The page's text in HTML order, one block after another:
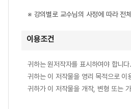
※ 강의별로 교수님의 사정에 따라 전
이용조건
귀하는 원저작자를 표시하여야 합니다.
귀하는 이 저작물을 영리 목적으로 이
귀하가 이 저작물을 개작, 변형 또는